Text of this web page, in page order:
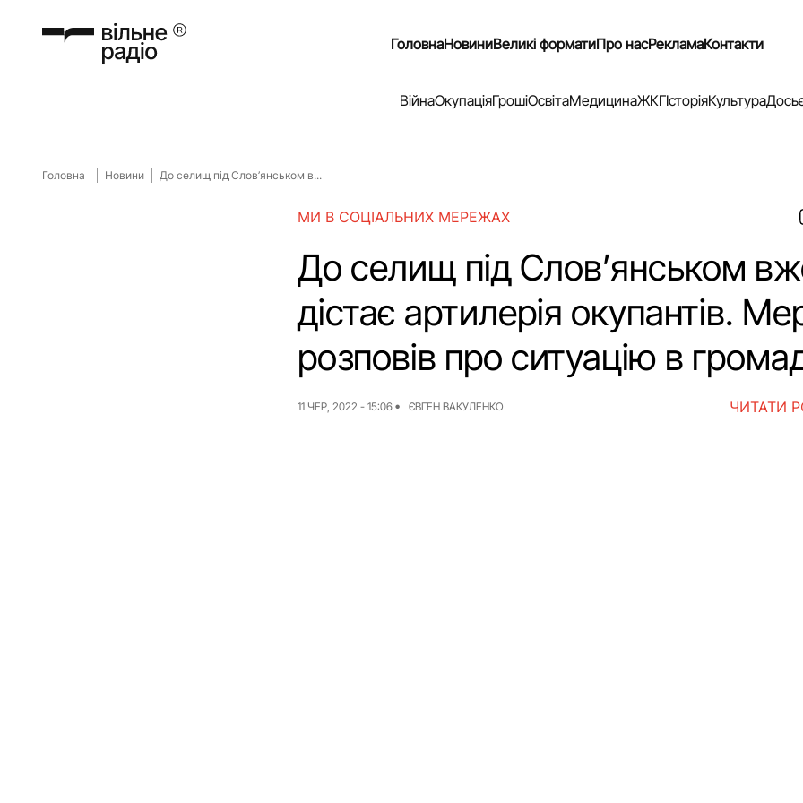
ГоловнаНовиниВеликі форматиПро насРекламаКонтакти
ВійнаОкупаціяГрошіОсвітаМедицинаЖКГІсторіяКультура
Головна Новини До селищ під Слов’янськом в...
МИ В СОЦІАЛЬНИХ МЕРЕЖАХ
До селищ під Слов’янськом
дістає артилерія окупантів.
розповів про ситуацію в
11 ЧЕР, 2022 - 15:06 ЄВГЕН ВАКУЛЕНКО ЧИТАТИ